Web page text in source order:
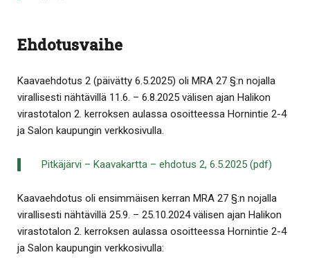
Ehdotusvaihe
Kaavaehdotus 2 (päivätty 6.5.2025) oli MRA 27 §:n nojalla
virallisesti nähtävillä 11.6. – 6.8.2025 välisen ajan Halikon
virastotalon 2. kerroksen aulassa osoitteessa Hornintie 2-4
ja Salon kaupungin verkkosivulla.
Pitkäjärvi – Kaavakartta – ehdotus 2, 6.5.2025 (pdf)
Kaavaehdotus oli ensimmäisen kerran MRA 27 §:n nojalla
virallisesti nähtävillä 25.9. – 25.10.2024 välisen ajan Halikon
virastotalon 2. kerroksen aulassa osoitteessa Hornintie 2-4
ja Salon kaupungin verkkosivulla: